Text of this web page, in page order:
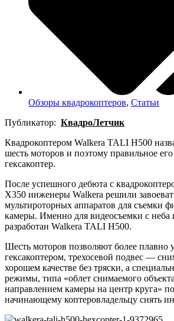
Обзоры квадрокоптеров, Статьи
Публикатор: КвадроЛетчик
Квадрокоптером Walkera TALI H500
шесть моторов и поэтому правильное
гексакоптер.
После успешного дебюта с
X350 инженеры Walkera решили
мультироторных аппаратов для съемки
камеры. Именно для видеосъемки с неба
разработан Walkera TALI H500.
Шесть моторов позволяют более плавно
гексакоптером, трехосевой подвес —
хорошем качестве без тряски, а
режимы, типа «облет снимаемого
направлением камеры на центр круга»
начинающему коптеровладельцу снять